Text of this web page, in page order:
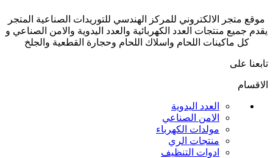
موقع متجر الالكتروني للمركز الهندسي للتوريدات الصناعية المتجر
يقدم جميع منتجات العدد الكهربائية والعدد اليدوية والامن الصناعي و
كل ماكينات اللحام واسلاك اللحام وحجارة القطعية والجلخ
تابعنا على
الاقسام
العدد اليدوية
الامن الصناعي
مولدات الكهرباء
منتجات الري
ادوات التنظيف